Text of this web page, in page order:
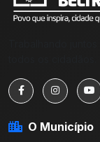
O Município